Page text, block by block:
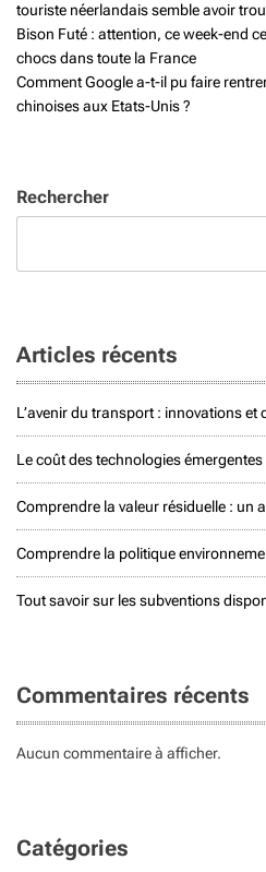
touriste néerlandais semble avoir
Bison Futé : attention, ce week-end
chocs dans toute la France
Comment Google a-t-il pu faire
chinoises aux Etats-Unis ?
Rechercher
Articles récents
L’avenir du transport : innovations et
Le coût des technologies émergentes
Comprendre la valeur résiduelle : un
Comprendre la politique
Tout savoir sur les subventions
Commentaires récents
Aucun commentaire à afficher.
Catégories